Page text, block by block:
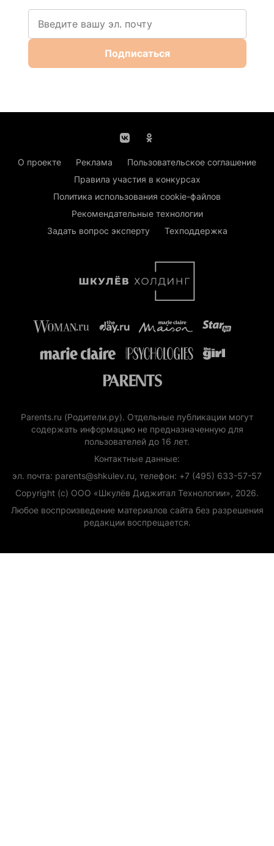
Подписаться
О проекте Реклама
Пользовательское соглашение
Правила участия в конкурсах
Политика использования cookie-файлов
Рекомендательные технологии
Задать вопрос эксперту
Техподдержка
Parents.ru (Родители.ру). Отдельные публикации могут
содержать информацию не предназначенную для
пользователей до 16 лет.
Контактные данные:
эл. почта: parents@shkulev.ru, телефон: +7 (495) 633-57-57
Copyright (с) ООО «Шкулёв Диджитал Технологии», 2026.
Любое воспроизведение материалов сайта без разрешения
редакции воспрещается.